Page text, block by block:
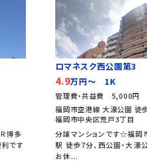
博多
です
ロマネスク西公園第3
4.9万円～ 1K
管理費・共益費 5,000円
福岡市空港線 大濠公園 徒
福岡市中央区荒戸3丁目
分譲マンションです☆福岡
駅 徒歩7分、西公園・大濠
お休...